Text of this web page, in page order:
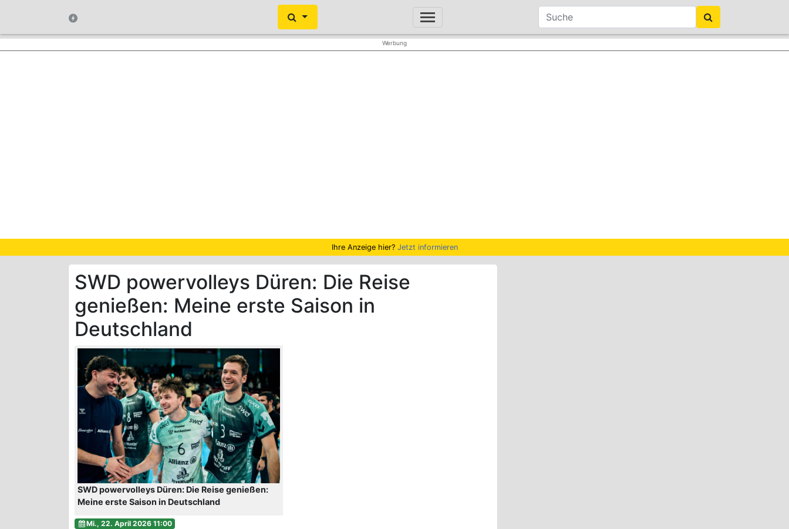
Ihre Anzeige hier? Jetzt informieren
SWD powervolleys Düren: Die Reise
genießen: Meine erste Saison in
Deutschland
SWD powervolleys Düren: Die Reise genießen:
Meine erste Saison in Deutschland
Mi., 22. April 2026 11:00